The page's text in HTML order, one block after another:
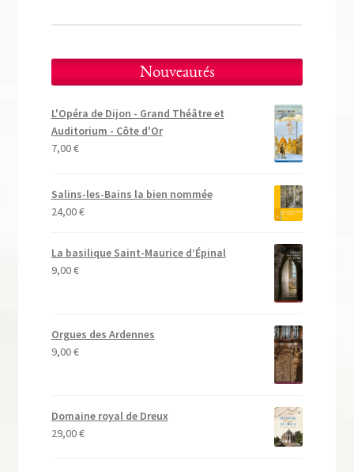
Nouveautés
L'Opéra de Dijon - Grand Théâtre et
Auditorium - Côte d'Or
7,00€
Salins-les-Bains la bien nommée
24,00€
La basilique Saint-Maurice d’Épinal
9,00€
Orgues des Ardennes
9,00€
Domaine royal de Dreux
29,00€